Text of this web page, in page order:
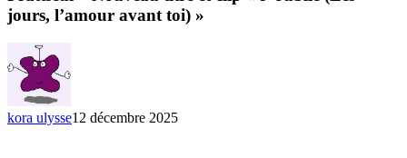
titre
et
avant
jours, l’amour avant toi) »
kora ulysse12 décembre 2025